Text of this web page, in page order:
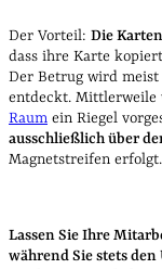
Der Vorteil: Die
dass ihre Karte
Der Betrug wird
entdeckt. Mittlerweile
Raum ein Riegel
ausschließlich über
Magnetstreifen erfolgt.
Lassen Sie Ihre
während Sie stets